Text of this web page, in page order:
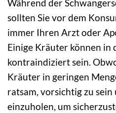
Während der
sollten Sie vor dem
immer Ihren Arzt oder
Einige Kräuter können in
kontraindiziert sein.
Kräuter in geringen
ratsam, vorsichtig zu
einzuholen, um